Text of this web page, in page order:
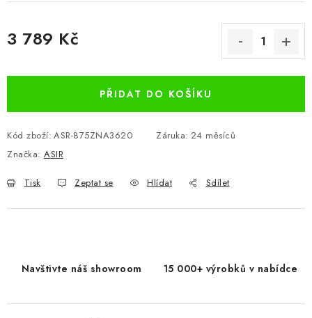
3 789 Kč
PŘIDAT DO KOŠÍKU
Kód zboží: ASR-875ZNA3620 Záruka: 24 měsíců
Značka: ASIR
Tisk Zeptat se Hlídat Sdílet
Navštivte náš showroom 15 000+ výrobků v nabídce